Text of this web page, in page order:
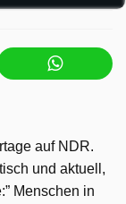
ein
Dienstag 26
auf NDR.
und aktuell,
Menschen in